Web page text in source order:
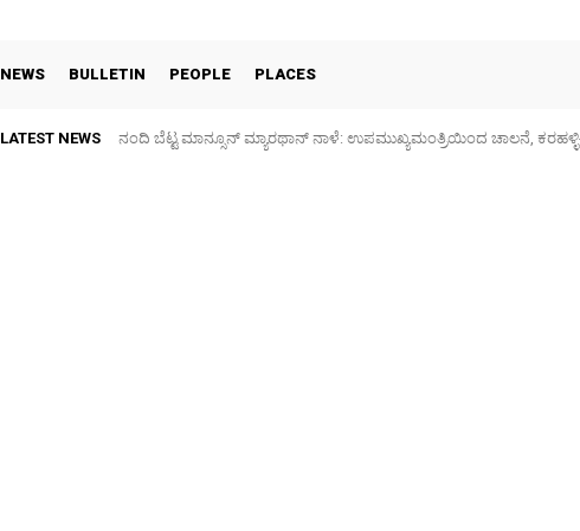
NEWS BULLETIN PEOPLE PLACES
LATEST NEWS ನಂದಿ ಬೆಟ್ಟ ಮಾನ್ಸೂನ್ ಮ್ಯಾರಥಾನ್ ನಾಳೆ: ಉಪಮುಖ್ಯಮಂತ್ರಿಯಿಂದ ಚಾಲನೆ,
ಚಿಕ್ಕಬಳ್ಳಾಪುರ ಕೈಗಾರಿಕಾ ಪ್ರದೇಶದಲ್ಲಿ ನಾಳೆ ವಿದ್ಯುತ್ ವ್ಯತ್ಯಯ: 14 ಗ್ರಾಮಗಳಿಗೆ